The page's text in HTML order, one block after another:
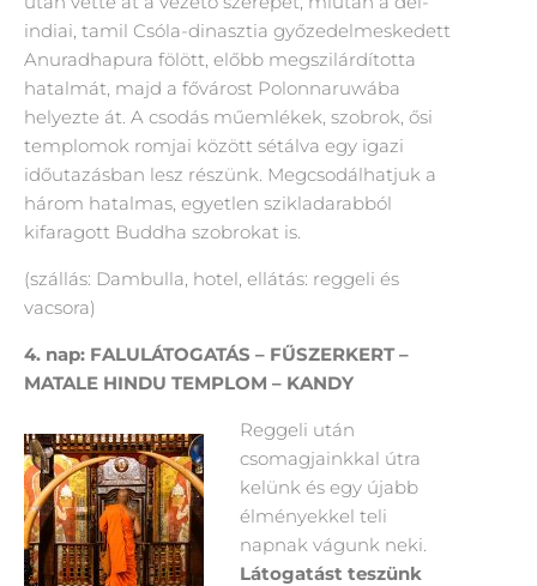
indiai, tamil Csóla-dinasztia győzedelmeskedett
Anuradhapura fölött, előbb megszilárdította
hatalmát, majd a fővárost Polonnaruwába
helyezte át. A csodás műemlékek, szobrok, ősi
templomok romjai között sétálva egy igazi
időutazásban lesz részünk. Megcsodálhatjuk a
három hatalmas, egyetlen szikladarabból
kifaragott Buddha szobrokat is.
(szállás: Dambulla, hotel, ellátás: reggeli és
vacsora)
4. nap: FALULÁTOGATÁS – FŰSZERKERT –
MATALE HINDU TEMPLOM – KANDY
Reggeli után
csomagjainkkal útra
kelünk és egy újabb
élményekkel teli
napnak vágunk neki.
Látogatást teszünk